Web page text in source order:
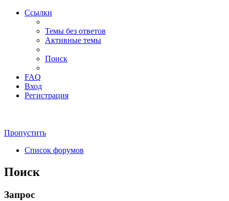
Ссылки
Темы без ответов
Активные темы
Поиск
FAQ
Вход
Регистрация
Пропустить
Список форумов
Поиск
Запрос